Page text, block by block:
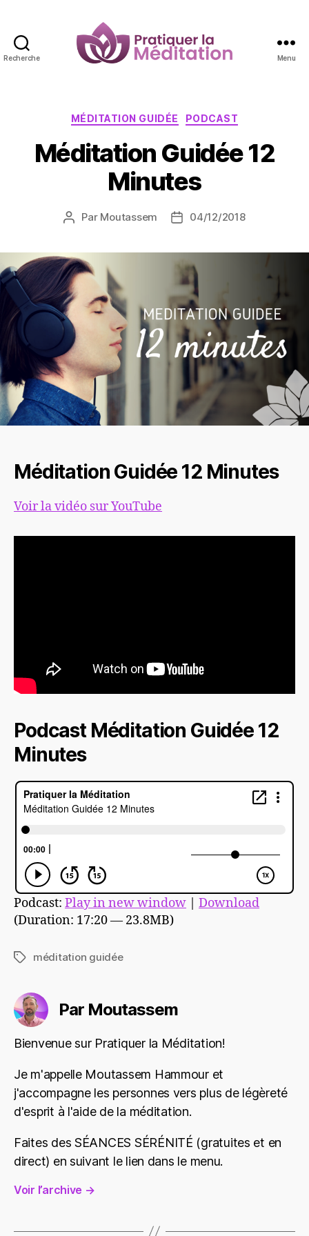
Recherche Menu
Catégories
MÉDITATION GUIDÉE PODCAST
Méditation Guidée 12
Minutes
Auteur
Par Moutassem
Date04/12/2018
Méditation Guidée 12 Minutes
Voir la vidéo sur YouTube
Podcast Méditation Guidée 12
Minutes
Podcast: Play in new window
Download
(Duration: 17:20 — 23.8MB)
Étiquettes
méditation guidée
Par Moutassem
Bienvenue sur Pratiquer la Méditation!
Je m'appelle Moutassem Hammour et
j'accompagne les personnes vers plus de légèreté
d'esprit à l'aide de la méditation.
Faites des SÉANCES SÉRÉNITÉ (gratuites et en
direct) en suivant le lien dans le menu.
Voir l’archive →